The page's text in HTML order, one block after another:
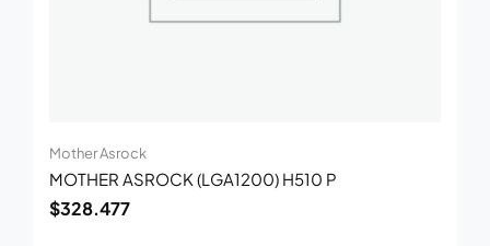
Mother Asrock
MOTHER ASROCK (LGA1200) H510 P
$328.477